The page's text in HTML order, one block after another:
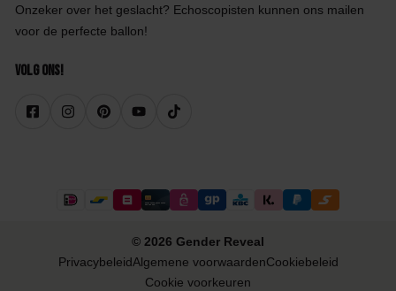
Onzeker over het geslacht? Echoscopisten kunnen ons mailen
voor de perfecte ballon!
Volg ons!
© 2026 Gender Reveal
PrivacybeleidAlgemene voorwaardenCookiebeleid
Cookie voorkeuren